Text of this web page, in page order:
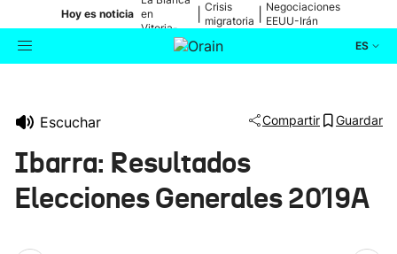
Hoy es noticia en
Vitoria-
Gasteiz
Crisis
migratoria
Negociaciones
EEUU-Irán
ES
Escuchar Compartir Guardar
Ibarra: Resultados
Elecciones Generales 2019A